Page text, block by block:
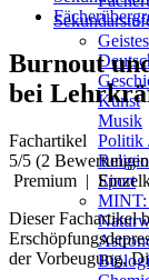
Kunst
Musik
Politik
Sport
MINT:
Burnout
bei
Fachartikel
5/5 (2
Premium |
Dieser Fachartikel
der Vorbeugung,